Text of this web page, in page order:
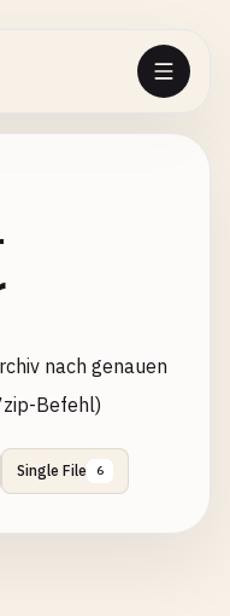
nach genauen
Befehl)
Single File 6